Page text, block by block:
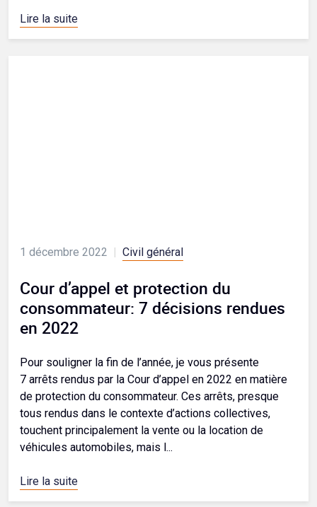
Lire la suite
1 décembre 2022 Civil général
Cour d’appel et protection du
consommateur: 7 décisions rendues
en 2022
Pour souligner la fin de l’année, je vous présente
7 arrêts rendus par la Cour d’appel en 2022 en matière
de protection du consommateur. Ces arrêts, presque
tous rendus dans le contexte d’actions collectives,
touchent principalement la vente ou la location de
véhicules automobiles, mais l...
Lire la suite